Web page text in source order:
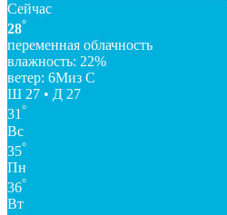
Сейчас
28°
переменная облачность
влажность: 22%
ветер: 6Миз С
Ш 27 • Д 27
31°
Вс
35°
Пн
36°
Вт